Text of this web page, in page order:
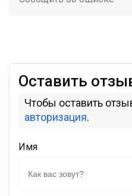
Оставить
Чтобы оставить
авторизация.
Имя